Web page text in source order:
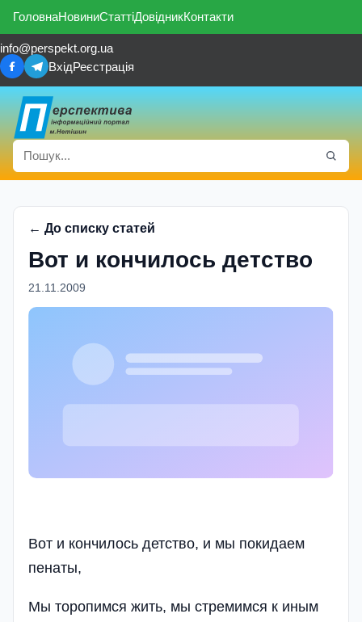
ГоловнаНовиниСтаттіДовідникКонтакти
info@perspekt.org.ua
ВхідРеєстрація
← До списку статей
Вот и кончилось детство
21.11.2009
Вот и кончилось детство, и мы покидаем
пенаты,
Мы торопимся жить, мы стремимся к иным